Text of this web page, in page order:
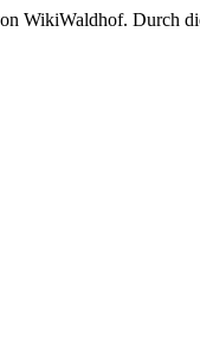
WikiWaldhof. Durch